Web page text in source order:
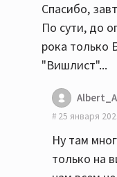
Спасибо,
По сути, до
рока только
"Вишлист"...
25 января
Ну там
только на